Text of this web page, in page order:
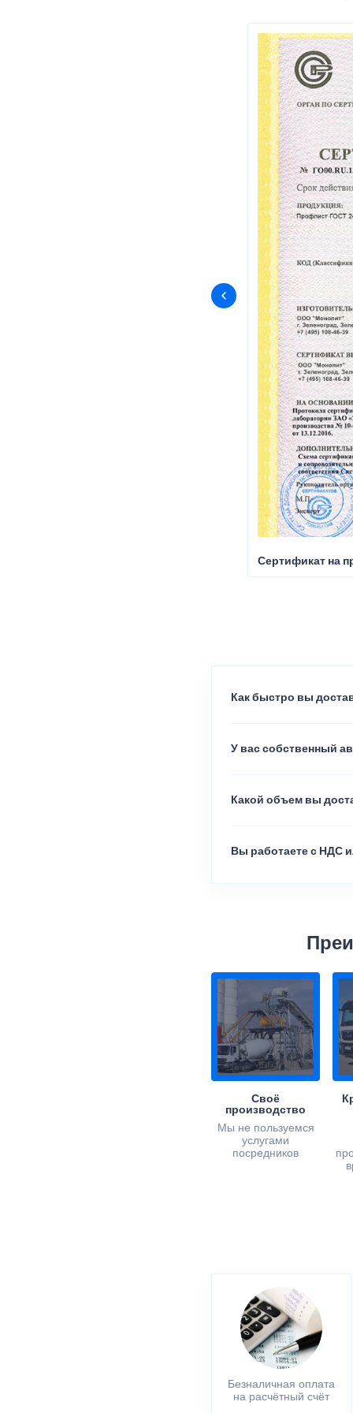
Сертификат на
Как быстро вы
У вас собственный
Какой объем вы
Вы работаете с НДС
Своё
производство
Мы не пользуемся
услугами
посредников
Безналичная оплата
на расчётный счёт